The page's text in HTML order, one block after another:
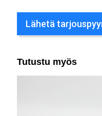
Lähetä
Tutustu myös